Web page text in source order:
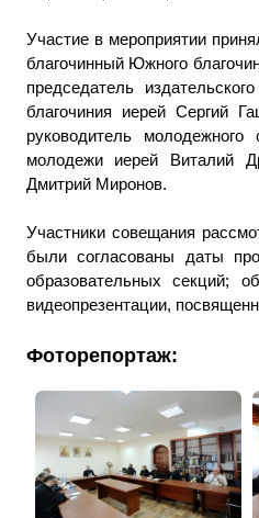
Участие в мероприятии
благочинный Южного
председатель
благочиния иерей Сергий
руководитель
молодежи иерей Виталий
Дмитрий Миронов.
Участники совещания
были согласованы даты
образовательных секций;
видеопрезентации,
Фоторепортаж: